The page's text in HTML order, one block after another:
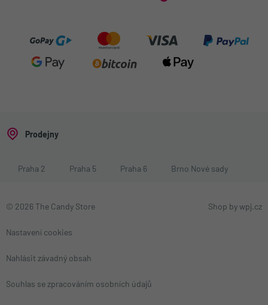
Prodejny
Praha 2 Praha 5 Praha 6 Brno Nové sady
© 2026 The Candy Store
Nastavení cookies
Nahlásit závadný obsah
Souhlas se zpracováním osobních údajů
Shop by wpj.cz